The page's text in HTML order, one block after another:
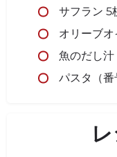
サフラン 5
オリーブ
魚のだし
パスタ（番